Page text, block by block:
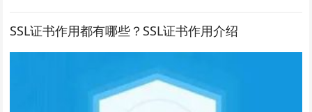
SSL证书作用都有哪些？SSL证书作用介绍